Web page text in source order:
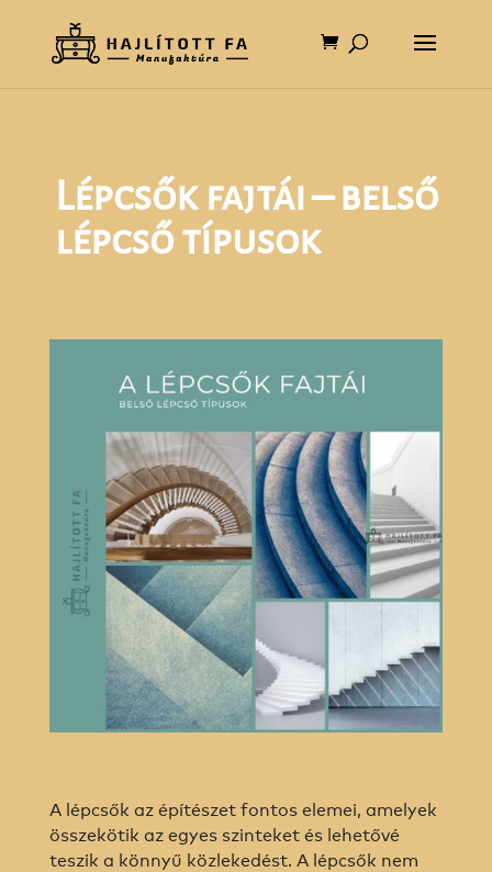
Lépcsők fajtái – belső
lépcső típusok
A lépcsők az építészet fontos elemei, amelyek
összekötik az egyes szinteket és lehetővé
teszik a könnyű közlekedést. A lépcsők nem